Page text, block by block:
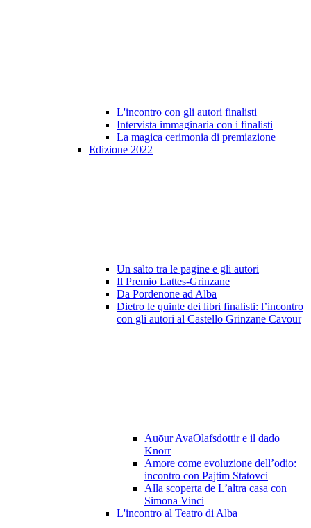
L'incontro con gli autori finalisti
Intervista immaginaria con i finalisti
La magica cerimonia di premiazione
Edizione 2022
Un salto tra le pagine e gli autori
Il Premio Lattes-Grinzane
Da Pordenone ad Alba
Dietro le quinte dei libri finalisti: l’incontro
con gli autori al Castello Grinzane Cavour
Auōur AvaOlafsdottir e il dado
Knorr
Amore come evoluzione dell’odio:
incontro con Pajtim Statovci
Alla scoperta de L’altra casa con
Simona Vinci
L'incontro al Teatro di Alba